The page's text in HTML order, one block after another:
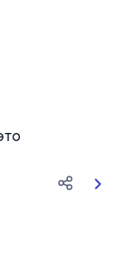
оценок